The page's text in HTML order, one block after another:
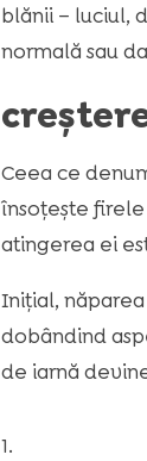
blănii – luciul,
normală sau
Ceea ce
însoțește firele
atingerea ei
Inițial,
dobândind
de iarnă